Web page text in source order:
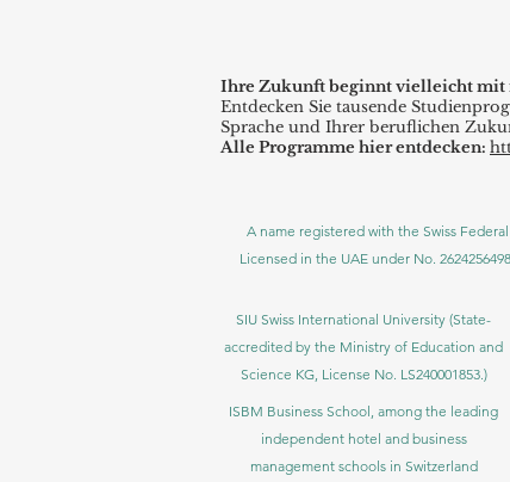
Ihre Zukunft beginnt vielleicht mit
Entdecken Sie tausende
Sprache und Ihrer beruflichen
Alle Programme hier entdecken:
A name registered with the Swiss
Licensed in the UAE under No.
SIU Swiss International University (State-
accredited by the Ministry of Education and
Science KG, License No. LS240001853.)
ISBM Business School, among the leading
independent hotel and business
management schools in Switzerland